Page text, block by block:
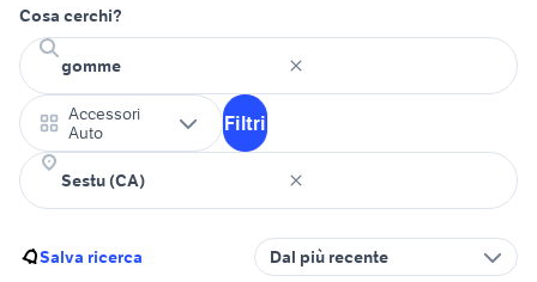
Cosa cerchi?
Accessori
Auto
Filtri
Salva ricerca Dal più recente